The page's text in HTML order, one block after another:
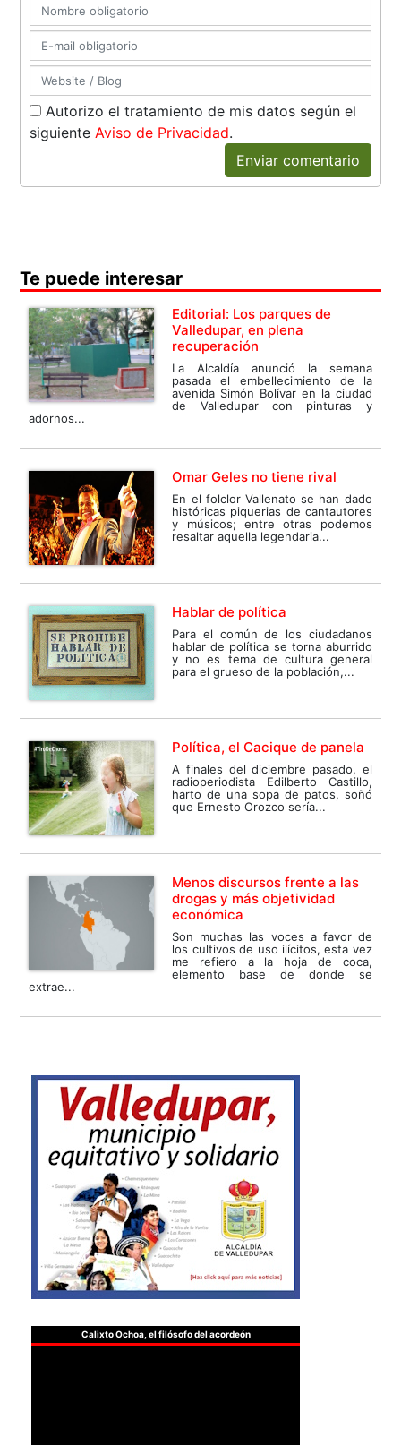
Autorizo el tratamiento de mis datos según el
siguiente Aviso de Privacidad.
Enviar comentario
Te puede interesar
Editorial: Los parques de
Valledupar, en plena
recuperación
La Alcaldía anunció la semana
pasada el embellecimiento de la
avenida Simón Bolívar en la ciudad
de Valledupar con pinturas y
adornos...
Omar Geles no tiene rival
En el folclor Vallenato se han dado
históricas piquerias de cantautores
y músicos; entre otras podemos
resaltar aquella legendaria...
Hablar de política
Para el común de los ciudadanos
hablar de política se torna aburrido
y no es tema de cultura general
para el grueso de la población,...
Política, el Cacique de panela
A finales del diciembre pasado, el
radioperiodista Edilberto Castillo,
harto de una sopa de patos, soñó
que Ernesto Orozco sería...
Menos discursos frente a las
drogas y más objetividad
económica
Son muchas las voces a favor de
los cultivos de uso ilícitos, esta vez
me refiero a la hoja de coca,
elemento base de donde se
extrae...
Calixto Ochoa, el filósofo del acordeón